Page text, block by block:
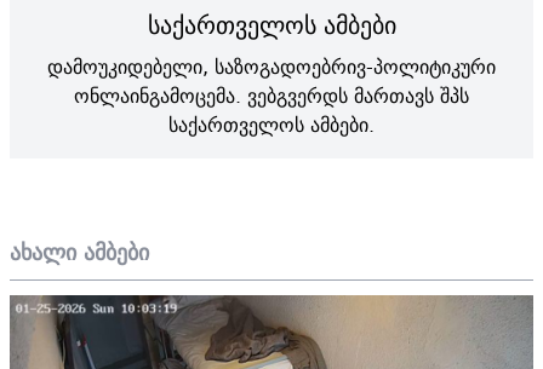
ახალი ამბები
საქართველოს ამბები
დამოუკიდებელი, საზოგადოებრივ-პოლიტიკური
ონლაინგამოცემა. ვებგვერდს მართავს შპს
საქართველოს ამბები.